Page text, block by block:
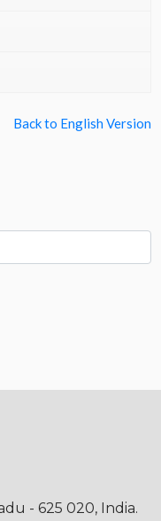
Back to English Version
- 625 020, India.